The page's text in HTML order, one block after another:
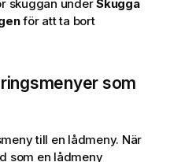
skuggan underSkugga
för att ta bort
som
till en lådmeny. När
som en lådmeny